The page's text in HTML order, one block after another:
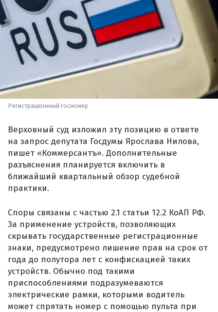
Регистрационный госномер
Верховный суд изложил эту позицию в ответе
на запрос депутата Госдумы Ярослава Нилова,
пишет «Коммерсантъ». Дополнительные
разъяснения планируется включить в
ближайший квартальный обзор судебной
практики.
Споры связаны с частью 2.1 статьи 12.2 КоАП РФ.
За применение устройств, позволяющих
скрывать государственные регистрационные
знаки, предусмотрено лишение прав на срок от
года до полутора лет с конфискацией таких
устройств. Обычно под такими
приспособлениями подразумеваются
электрические рамки, которыми водитель
может спрятать номер с помощью пульта при